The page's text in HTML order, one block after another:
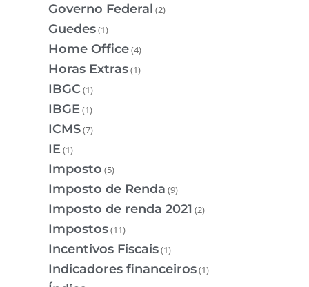
Governo Federal (2)
Guedes(1)
Home Office(4)
Horas Extras(1)
IBGC(1)
IBGE(1)
ICMS(7)
IE(1)
Imposto (5)
Imposto de Renda (9)
Imposto de renda 2021 (2)
Impostos(11)
Incentivos Fiscais(1)
Indicadores financeiros(1)